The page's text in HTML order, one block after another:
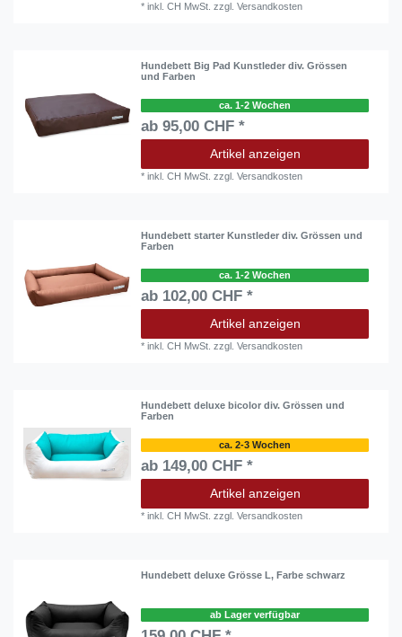
*inkl. CH MwSt. zzgl.Versandkosten
Hundebett Big Pad Kunstleder div. Grössen
und Farben
ca. 1-2 Wochen
ab 95,00 CHF *
Artikel anzeigen
*inkl. CH MwSt. zzgl.Versandkosten
Hundebett starter Kunstleder div. Grössen und
Farben
ca. 1-2 Wochen
ab 102,00 CHF *
Artikel anzeigen
*inkl. CH MwSt. zzgl.Versandkosten
Hundebett deluxe bicolor div. Grössen und
Farben
ca. 2-3 Wochen
ab 149,00 CHF *
Artikel anzeigen
*inkl. CH MwSt. zzgl.Versandkosten
Hundebett deluxe Grösse L, Farbe schwarz
ab Lager verfügbar